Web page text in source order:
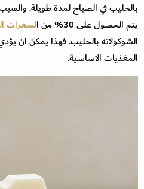
بالحليب في الصباح لمدة طويلة.
يتم الحصول على 30% من ا
لسعرات
الشوكولاته بالحليب. فهذا يمكن
المغذيات الاساسية.